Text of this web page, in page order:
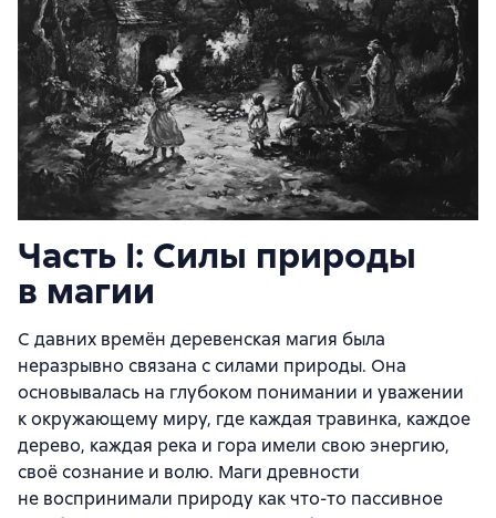
Часть I: Силы природы
в магии
С давних времён деревенская магия была
неразрывно связана с силами природы. Она
основывалась на глубоком понимании и уважении
к окружающему миру, где каждая травинка, каждое
дерево, каждая река и гора имели свою энергию,
своё сознание и волю. Маги древности
не воспринимали природу как что-то пассивное